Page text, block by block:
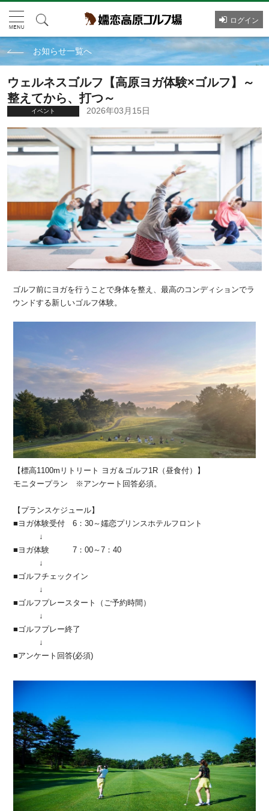
ログイン
お知らせ一覧へ
ウェルネスゴルフ【高原ヨガ体験×ゴルフ】～
整えてから、打つ～
イベント 2026年03月15日
ゴルフ前にヨガを行うことで身体を整え、最高のコンディションでラ
ウンドする新しいゴルフ体験。
【標高1100mリトリート ヨガ＆ゴルフ1R（昼食付）】
モニタープラン ※アンケート回答必須。
【プランスケジュール】
■ヨガ体験受付 6：30～嬬恋プリンスホテルフロント
↓
■ヨガ体験 7：00～7：40
↓
■ゴルフチェックイン
↓
■ゴルフプレースタート（ご予約時間）
↓
■ゴルフプレー終了
↓
■アンケート回答(必須)